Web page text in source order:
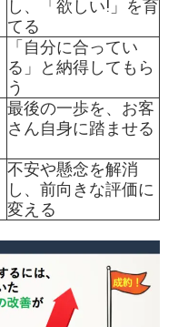
し、「欲しい!」を育
てる
「自分に合ってい
る」と納得してもら
う
最後の一歩を、お客
さん自身に踏ませる
不安や懸念を解消
し、前向きな評価に
変える